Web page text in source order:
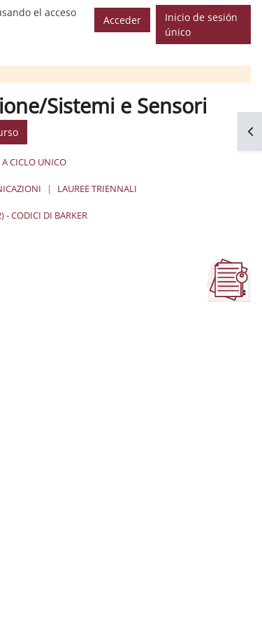
el acceso
Acceder
Inicio de sesión
único
Sistemi e Sensori
CICLO UNICO
LAUREE TRIENNALI
CODICI DI BARKER